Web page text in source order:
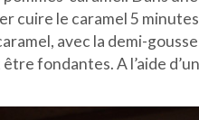
cuire le caramel 5
avec la demi-
fondantes. A l’aide